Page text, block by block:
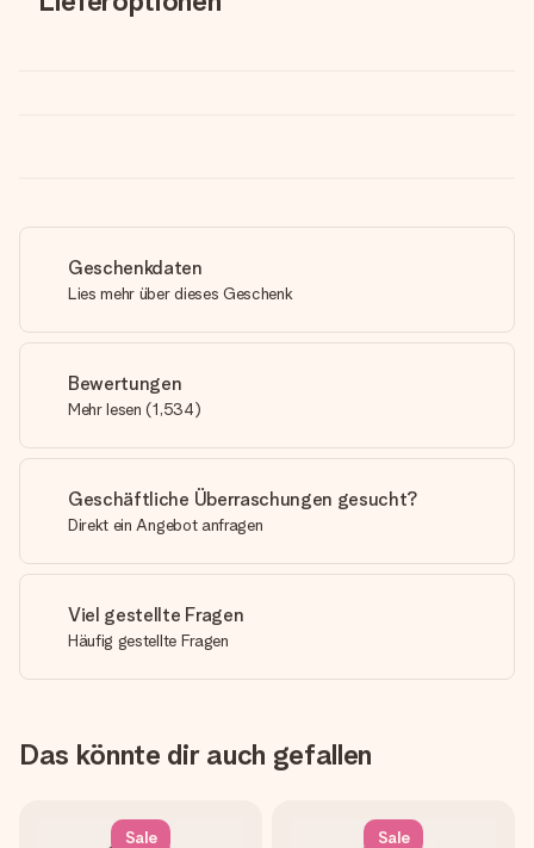
Geschenkdaten
Lies mehr über dieses Geschenk
Bewertungen
Mehr lesen (1,534)
Geschäftliche Überraschungen gesucht?
Direkt ein Angebot anfragen
Viel gestellte Fragen
Häufig gestellte Fragen
Das könnte dir auch gefallen
Sale Sale